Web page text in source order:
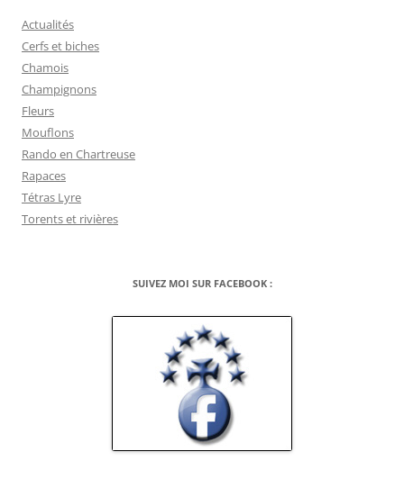
Actualités
Cerfs et biches
Chamois
Champignons
Fleurs
Mouflons
Rando en Chartreuse
Rapaces
Tétras Lyre
Torents et rivières
SUIVEZ MOI SUR FACEBOOK :